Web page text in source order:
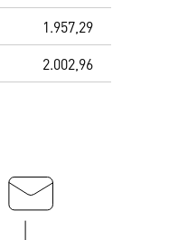
1.957,29
2.002,96